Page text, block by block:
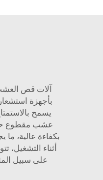
آلات قص
بأجهزة
يسمح
بكفاءة عالية،
أثناء
على سبيل